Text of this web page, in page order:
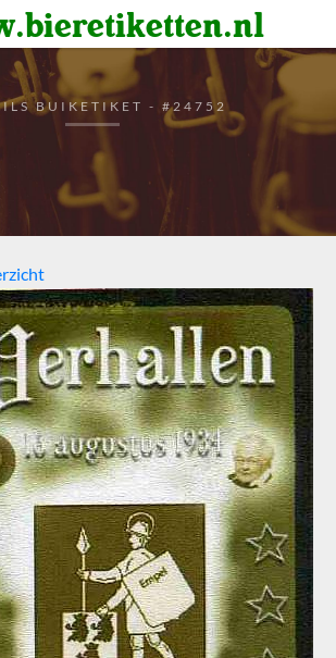
BUIKETIKET - #24752